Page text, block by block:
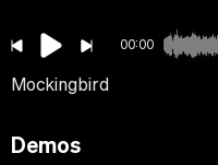
00:00
Mockingbird
Demos